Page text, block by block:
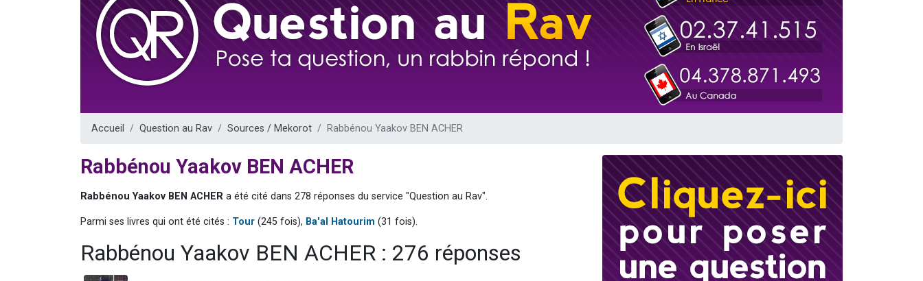
13 personnes viennent de demander une bénédiction
30 personnes viennent de faire un don pour Sauvez la jambe de Yohan
Il reste 49 places pour étudier en groupe sur Zoom
12 nouvelles musiques dans Torah-Box Music
Accueil Question au Rav Sources / Mekorot Rabbénou Yaakov BEN ACHER
Rabbénou Yaakov BEN ACHER
Rabbénou Yaakov BEN ACHER a été cité dans 278 réponses du service "Question au Rav".
Parmi ses livres qui ont été cités : Tour (245 fois), Ba'al Hatourim (31 fois).
Rabbénou Yaakov BEN ACHER : 276 réponses